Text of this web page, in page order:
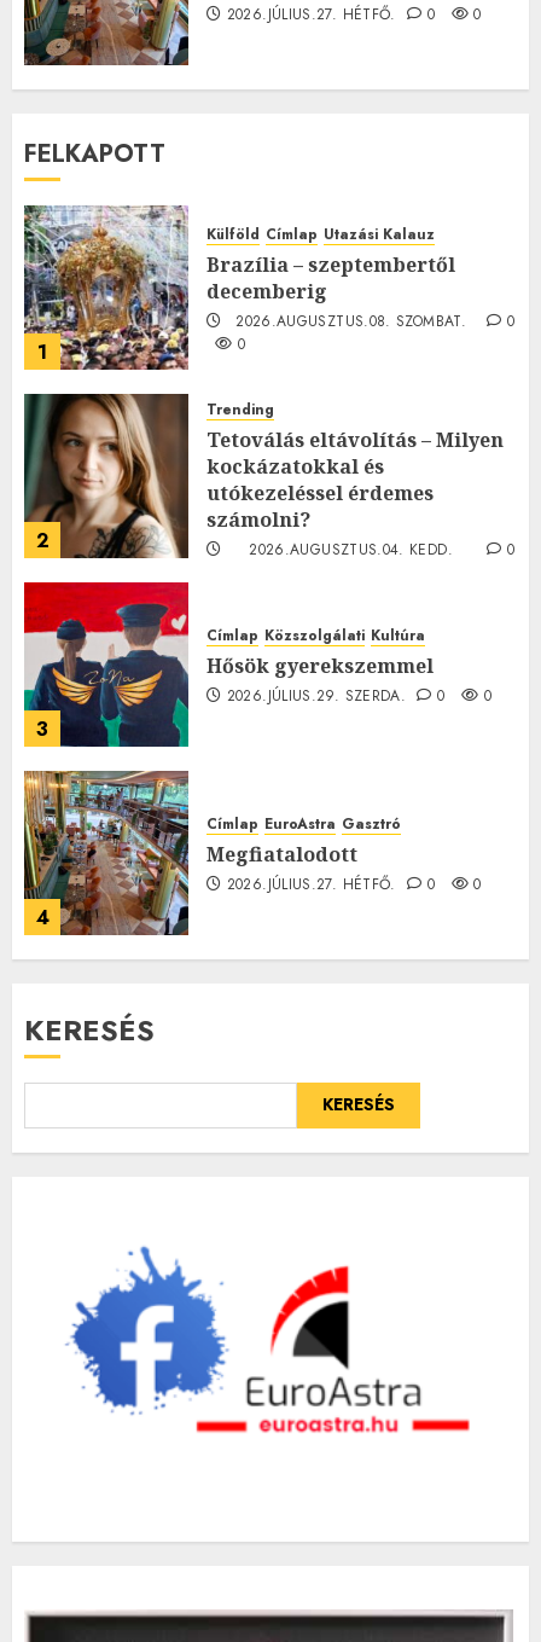
2026.JÚLIUS.27. HÉTFŐ. 0 0
FELKAPOTT
1
Külföld Címlap Utazási Kalauz
Brazília – szeptembertől
decemberig
2026.AUGUSZTUS.08. SZOMBAT.
0
0
2
Trending
Tetoválás eltávolítás – Milyen
kockázatokkal és
utókezeléssel érdemes
számolni?
2026.AUGUSZTUS.04. KEDD.
0
3
Címlap Közszolgálati Kultúra
Hősök gyerekszemmel
2026.JÚLIUS.29. SZERDA. 0 0
4
Címlap EuroAstra Gasztró
Megfiatalodott
2026.JÚLIUS.27. HÉTFŐ. 0 0
KERESÉS
KERESÉS